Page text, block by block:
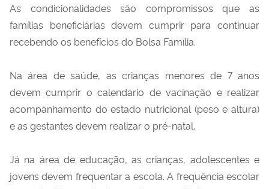
As condicionalidades são compromissos que as
famílias beneficiárias devem cumprir para continuar
recebendo os benefícios do Bolsa Família.
Na área de saúde, as crianças menores de 7 anos
devem cumprir o calendário de vacinação e realizar
acompanhamento do estado nutricional (peso e altura)
e as gestantes devem realizar o pré-natal.
Já na área de educação, as crianças, adolescentes e
jovens devem frequentar a escola. A frequência escolar